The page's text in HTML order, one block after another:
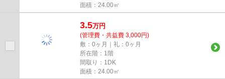
面積：24.00㎡
3.5万円
(管理費・共益費 3,000円)
敷：0ヶ月｜礼：0ヶ月
所在階：1階
間取り：1DK
面積：24.00㎡